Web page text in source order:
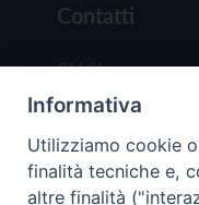
Contatti
Chi Siamo
Redazione
Scrivici
Informativa
Utilizziamo cookie
finalità tecniche e,
altre finalità